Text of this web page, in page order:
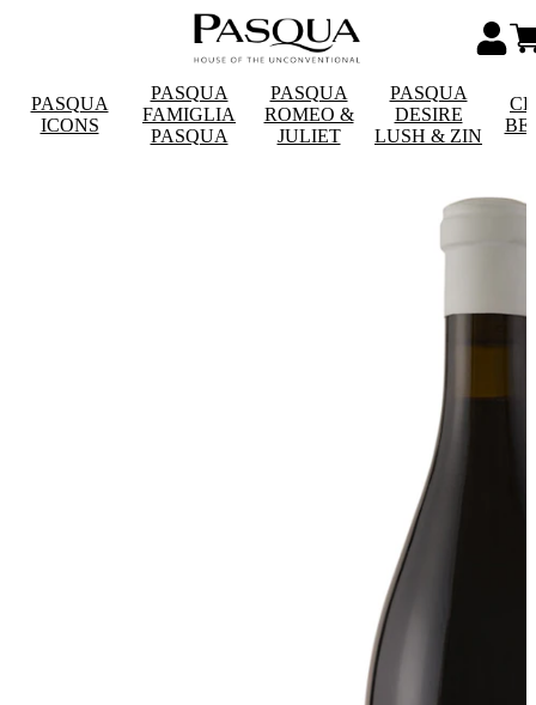
PASQUA
ICONS
PASQUA
FAMIGLIA
PASQUA
PASQUA
ROMEO &
JULIET
PASQUA
DESIRE
LUSH & ZIN